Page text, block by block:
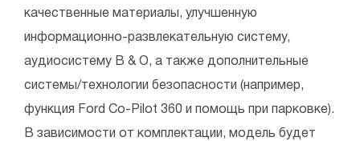
качественные материалы, улучшенную
информационно-развлекательную систему,
аудиосистему B & O, а также дополнительные
системы/технологии безопасности (например,
функция Ford Co-Pilot 360 и помощь при парковке).
В зависимости от комплектации, модель будет